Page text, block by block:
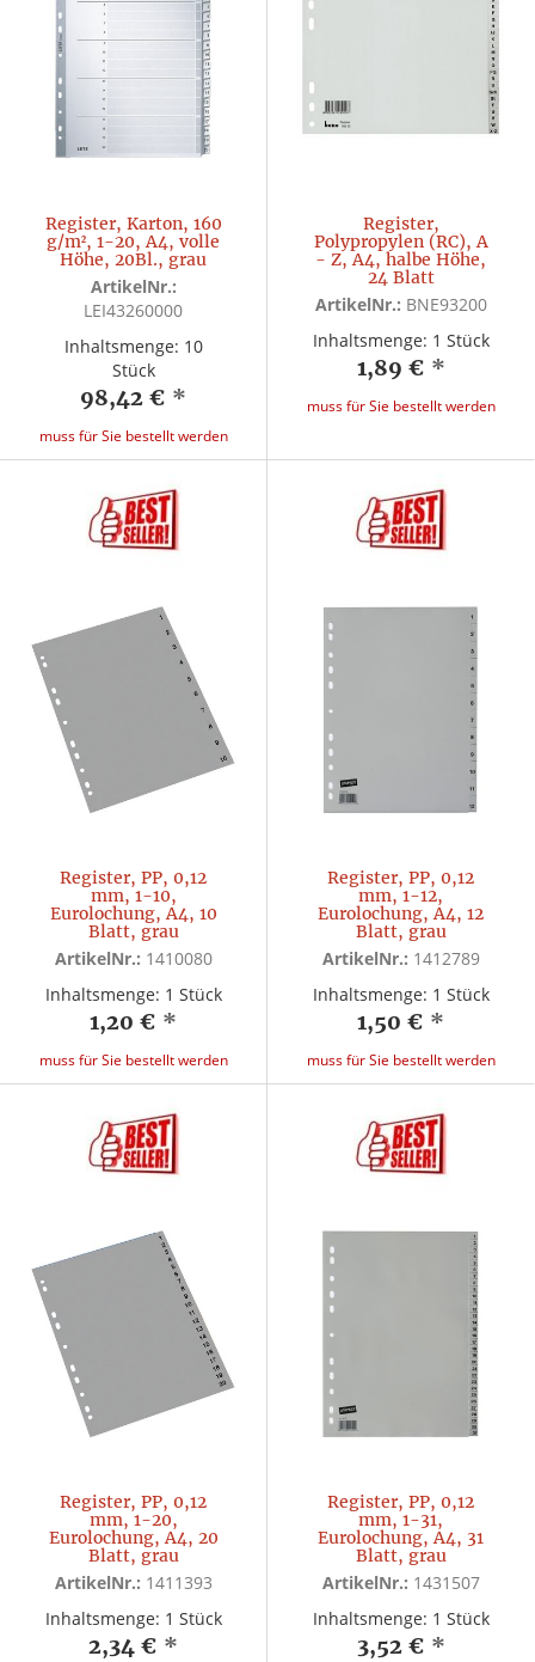
Register, Karton, 160
g/m², 1-20, A4, volle
Höhe, 20Bl., grau
ArtikelNr.:
LEI43260000
Inhaltsmenge: 10
Stück
98,42 € *
muss für Sie bestellt werden
Register,
Polypropylen (RC), A
- Z, A4, halbe Höhe,
24 Blatt
ArtikelNr.: BNE93200
Inhaltsmenge: 1 Stück
1,89 € *
muss für Sie bestellt werden
Register, PP, 0,12
mm, 1-10,
Eurolochung, A4, 10
Blatt, grau
ArtikelNr.: 1410080
Inhaltsmenge: 1 Stück
1,20 € *
muss für Sie bestellt werden
Register, PP, 0,12
mm, 1-12,
Eurolochung, A4, 12
Blatt, grau
ArtikelNr.: 1412789
Inhaltsmenge: 1 Stück
1,50 € *
muss für Sie bestellt werden
Register, PP, 0,12
mm, 1-20,
Eurolochung, A4, 20
Blatt, grau
ArtikelNr.: 1411393
Inhaltsmenge: 1 Stück
2,34 € *
Register, PP, 0,12
mm, 1-31,
Eurolochung, A4, 31
Blatt, grau
ArtikelNr.: 1431507
Inhaltsmenge: 1 Stück
3,52 € *